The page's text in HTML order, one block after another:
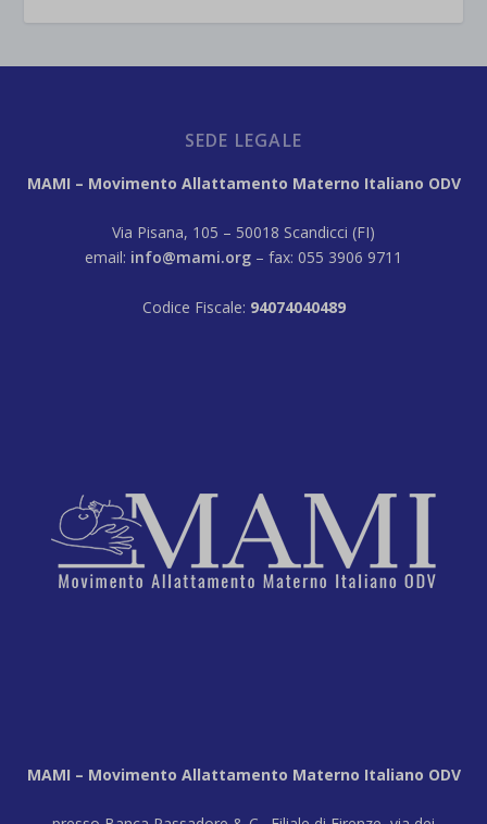
SEDE LEGALE
MAMI – Movimento Allattamento Materno Italiano ODV
Via Pisana, 105 – 50018 Scandicci (FI)
email: info@mami.org – fax: 055 3906 9711
Codice Fiscale: 94074040489
MAMI – Movimento Allattamento Materno Italiano ODV